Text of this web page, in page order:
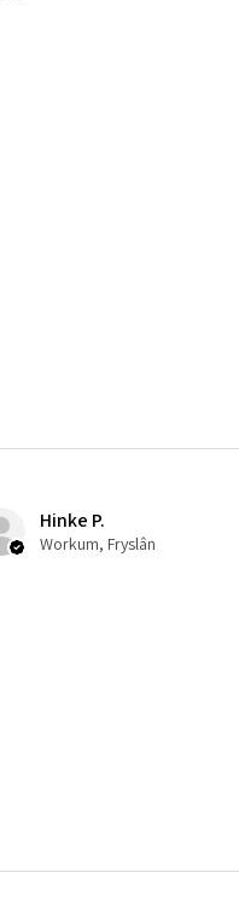
Hinke P.
Workum, Fryslân